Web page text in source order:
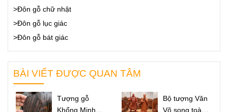
>Đôn gỗ chữ nhật
>Đôn gỗ lục giác
>Đôn gỗ bát giác
BÀI VIẾT ĐƯỢC QUAN TÂM
Tượng gỗ
Khổng Minh
Bộ tượng Văn
Võ song toàn